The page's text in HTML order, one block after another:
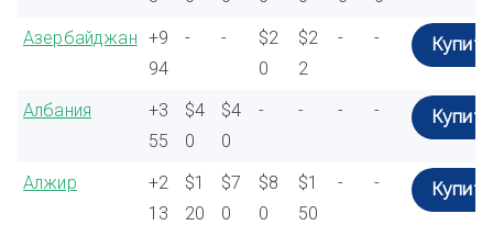
Азербайджан +9
94
- -
$2
0
$2
2
- - Купить
Албания
+3
55
$4
0
$4
0
- - - - Купить
Алжир
+2
13
$1
20
$7
0
$8
0
$1
50
- - Купить